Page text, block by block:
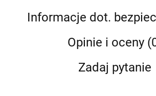
Informacje dot.
Opinie i oceny
Zadaj pytanie